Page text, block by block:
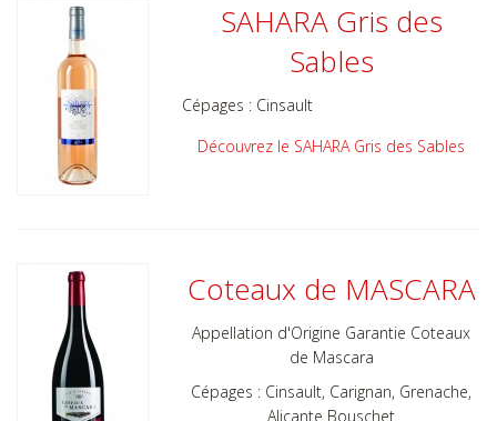
SAHARA Gris des
Sables
Cépages : Cinsault
Découvrez le SAHARA Gris des Sables
Coteaux de MASCARA
Appellation d'Origine Garantie Coteaux
de Mascara
Cépages : Cinsault, Carignan, Grenache,
Alicante Bouschet